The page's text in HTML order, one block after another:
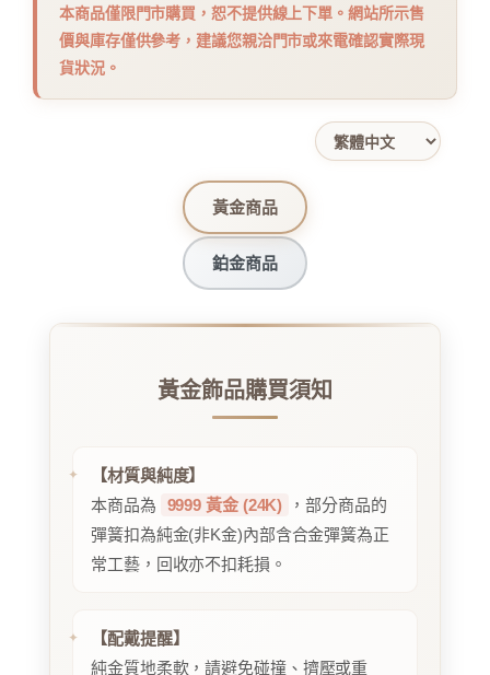
本商品僅限門市購買，恕不提供線上下單。網站所示售
價與庫存僅供參考，建議您親洽門市或來電確認實際現
貨狀況。
黃金商品
鉑金商品
黃金飾品購買須知
【材質與純度】
本商品為
9999 黃金 (24K)
，部分商品的
彈簧扣為純金(非K金)內部含合金彈簧為正
常工藝，回收亦不扣耗損。
【配戴提醒】
純金質地柔軟，請避免碰撞、擠壓或重